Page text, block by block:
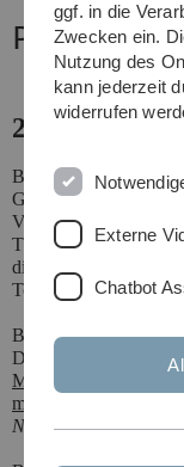
2014
Balasubramaniam, Y.,
G., Turner, S.,
Van Tendeloo, G.,
Thick homoepitaxial
diamond.
To be submitted to
Blok, M.S., Bonato,
Dobrovitski, V.V. &
Manipulating a qubit
measurements and
Nature Physics10 :
ggf. in die
Zwecken ein.
Nutzung des
kann jederzeit
widerrufen
Externe
Chatbot